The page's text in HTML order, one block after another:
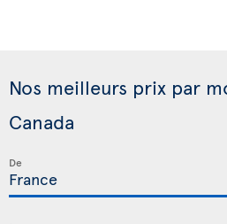
Nos meilleurs prix par
Canada
De